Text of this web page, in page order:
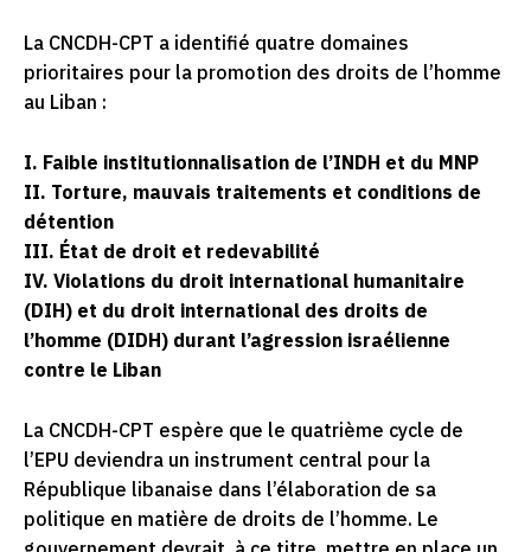
La CNCDH-CPT a identifié quatre domaines
prioritaires pour la promotion des droits de l’homme
au Liban :
I. Faible institutionnalisation de l’INDH et du MNP
II. Torture, mauvais traitements et conditions de
détention
III. État de droit et redevabilité
IV. Violations du droit international humanitaire
(DIH) et du droit international des droits de
l’homme (DIDH) durant l’agression israélienne
contre le Liban
La CNCDH-CPT espère que le quatrième cycle de
l’EPU deviendra un instrument central pour la
République libanaise dans l’élaboration de sa
politique en matière de droits de l’homme. Le